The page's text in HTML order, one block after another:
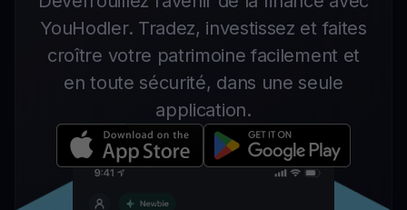
YouHodler. Tradez, investissez et faites
croître votre patrimoine facilement et
en toute sécurité, dans une seule
application.